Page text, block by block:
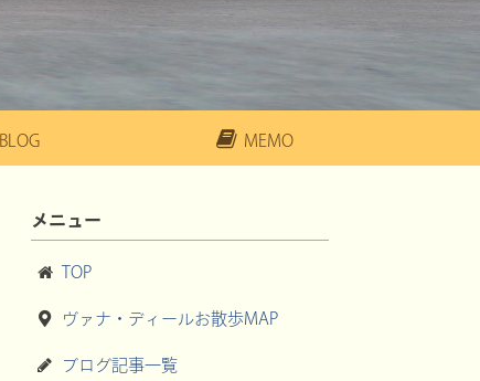
BLOG MEMO
メニュー
TOP
ヴァナ・ディールお散歩MAP
ブログ記事一覧